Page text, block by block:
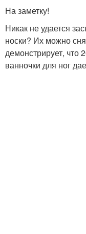
На заметку!
Никак не удается
носки? Их можно
демонстрирует, что
ванночки для ног